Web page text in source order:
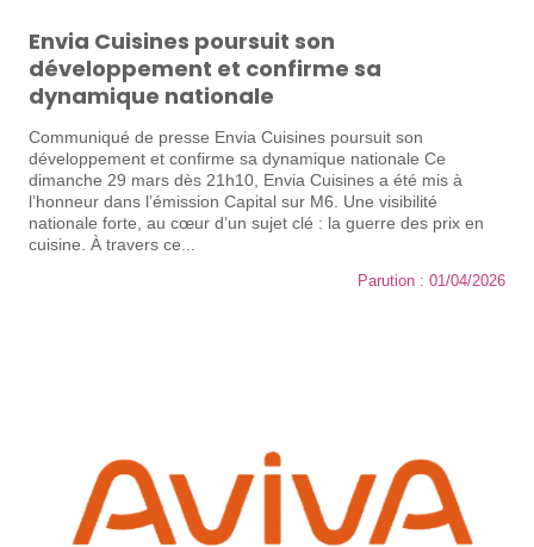
Envia Cuisines poursuit son
développement et confirme sa
dynamique nationale
Communiqué de presse Envia Cuisines poursuit son
développement et confirme sa dynamique nationale Ce
dimanche 29 mars dès 21h10, Envia Cuisines a été mis à
l’honneur dans l’émission Capital sur M6. Une visibilité
nationale forte, au cœur d’un sujet clé : la guerre des prix en
cuisine. À travers ce...
Parution : 01/04/2026